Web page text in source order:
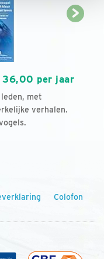
36,00 per jaar
met
verhalen.
Colofon